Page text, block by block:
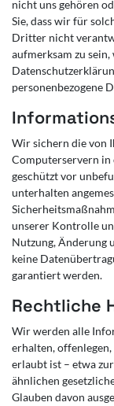
nicht uns gehören
Sie, dass wir für
Dritter nicht
aufmerksam zu
personenbezogene
Wir sichern die von
Computerservern in
geschützt vor
unterhalten
unserer Kontrolle
Nutzung, Änderung
keine
garantiert werden.
Rechtliche
Wir werden alle
erhalten,
erlaubt ist – etwa
ähnlichen
Glauben davon